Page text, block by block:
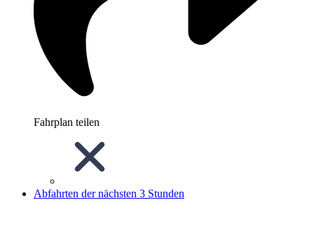
Fahrplan teilen
Abfahrten der nächsten 3 Stunden